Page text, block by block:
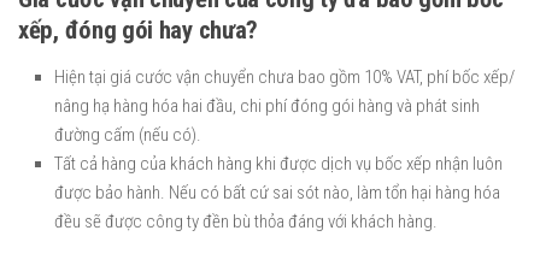
xếp, đóng gói hay chưa?
Hiện tại giá cước vận chuyển chưa bao gồm 10% VAT, phí bốc xếp/
nâng hạ hàng hóa hai đầu, chi phí đóng gói hàng và phát sinh
đường cấm (nếu có).
Tất cả hàng của khách hàng khi được dịch vụ bốc xếp nhận luôn
được bảo hành. Nếu có bất cứ sai sót nào, làm tổn hại hàng hóa
đều sẽ được công ty đền bù thỏa đáng với khách hàng.